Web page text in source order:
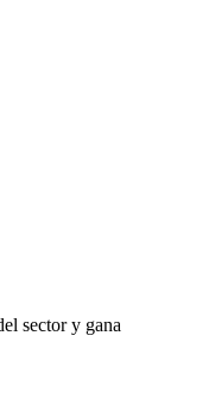
sector y gana